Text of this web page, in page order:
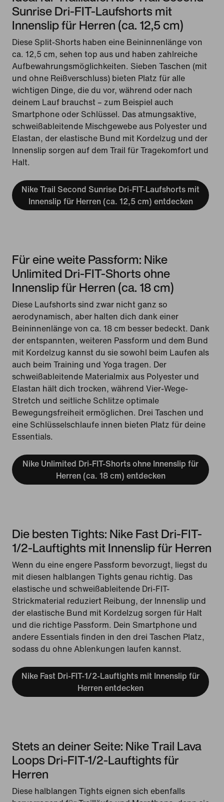
Sunrise Dri-FIT-Laufshorts mit
Innenslip für Herren (ca. 12,5 cm)
Diese Split-Shorts haben eine Beininnenlänge von
ca. 12,5 cm, sehen top aus und haben zahlreiche
Aufbewahrungsmöglichkeiten. Sieben Taschen (mit
und ohne Reißverschluss) bieten Platz für alle
wichtigen Dinge, die du vor, während oder nach
deinem Lauf brauchst – zum Beispiel auch
Smartphone oder Schlüssel. Das atmungsaktive,
schweißableitende Mischgewebe aus Polyester und
Elastan, der elastische Bund mit Kordelzug und der
Innenslip sorgen auf dem Trail für Tragekomfort und
Halt.
Nike Trail Second Sunrise Dri-FIT-Laufshorts mit
Innenslip für Herren (ca. 12,5 cm) entdecken
Für eine weite Passform: Nike
Unlimited Dri-FIT-Shorts ohne
Innenslip für Herren (ca. 18 cm)
Diese Laufshorts sind zwar nicht ganz so
aerodynamisch, aber halten dich dank einer
Beininnenlänge von ca. 18 cm besser bedeckt. Dank
der entspannten, weiteren Passform und dem Bund
mit Kordelzug kannst du sie sowohl beim Laufen als
auch beim Training und Yoga tragen. Der
schweißableitende Materialmix aus Polyester und
Elastan hält dich trocken, während Vier-Wege-
Stretch und seitliche Schlitze optimale
Bewegungsfreiheit ermöglichen. Drei Taschen und
eine Schlüsselschlaufe innen bieten Platz für deine
Essentials.
Nike Unlimited Dri-FIT-Shorts ohne Innenslip für
Herren (ca. 18 cm) entdecken
Die besten Tights: Nike Fast Dri-FIT-
1/2-Lauftights mit Innenslip für Herren
Wenn du eine engere Passform bevorzugt, liegst du
mit diesen halblangen Tights genau richtig. Das
elastische und schweißableitende Dri-FIT-
Strickmaterial reduziert Reibung, der Innenslip und
der elastische Bund mit Kordelzug sorgen für Halt
und die richtige Passform. Dein Smartphone und
andere Essentials finden in den drei Taschen Platz,
sodass du ohne Ablenkungen laufen kannst.
Nike Fast Dri-FIT-1/2-Lauftights mit Innenslip für
Herren entdecken
Stets an deiner Seite: Nike Trail Lava
Loops Dri-FIT-1/2-Lauftights für
Herren
Diese halblangen Tights eignen sich ebenfalls